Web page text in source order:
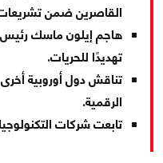
القاصرين ضمن
هاجم إيلون ماسك رئيس
تهديدًا للحريات.
تناقش دول أوروبية
الرقمية.
تابعت شركات